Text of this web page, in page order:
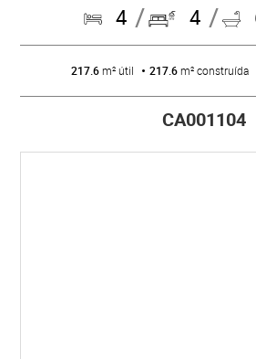
4 4
217.6m² útil 217.6m² construída
CA001104